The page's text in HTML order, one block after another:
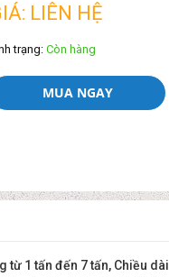
LIÊN HỆ
trạng:Còn hàng
MUA NGAY
từ 1 tấn đến 7 tấn, Chiều